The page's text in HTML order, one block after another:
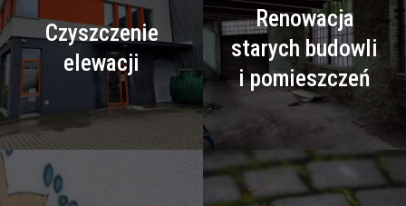
Czyszczenie
elewacji
Renowacja
starych budowli
i pomieszczeń